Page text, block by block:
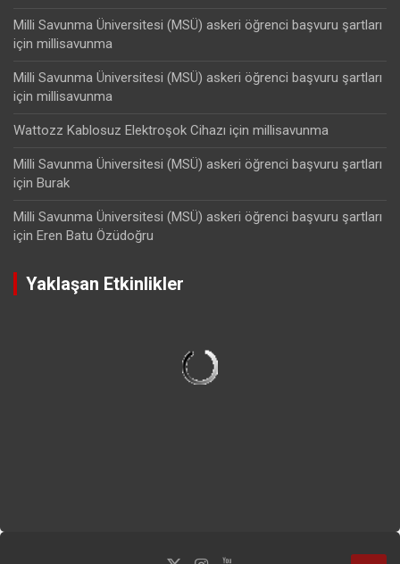
Milli Savunma Üniversitesi (MSÜ) askeri öğrenci başvuru şartları
için millisavunma
Milli Savunma Üniversitesi (MSÜ) askeri öğrenci başvuru şartları
için millisavunma
Wattozz Kablosuz Elektroşok Cihazı için millisavunma
Milli Savunma Üniversitesi (MSÜ) askeri öğrenci başvuru şartları
için Burak
Milli Savunma Üniversitesi (MSÜ) askeri öğrenci başvuru şartları
için Eren Batu Özüdoğru
Yaklaşan Etkinlikler